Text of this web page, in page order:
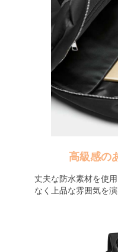
高級感の
丈夫な防水素材を使
なく上品な雰囲気を演